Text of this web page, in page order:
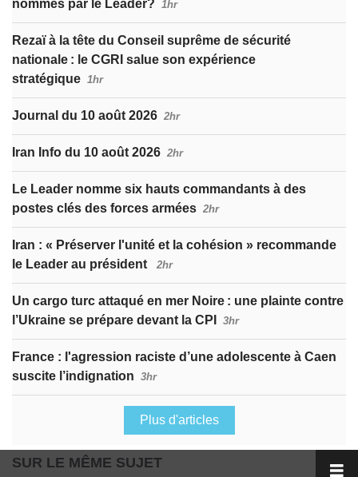
nommés par le Leader? 1hr
Rezaï à la tête du Conseil suprême de sécurité
nationale : le CGRI salue son expérience
stratégique 1hr
Journal du 10 août 2026 2hr
Iran Info du 10 août 2026 2hr
Le Leader nomme six hauts commandants à des
postes clés des forces armées 2hr
Iran : « Préserver l'unité et la cohésion » recommande
le Leader au président
2hr
Un cargo turc attaqué en mer Noire : une plainte contre
l’Ukraine se prépare devant la CPI
3hr
France : l'agression raciste d’une adolescente à Caen
suscite l’indignation 3hr
Plus d'articles
SUR LE MÊME SUJET